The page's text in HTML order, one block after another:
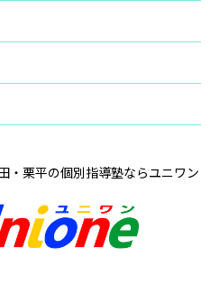
・栗平の個別指導塾ならユニワン